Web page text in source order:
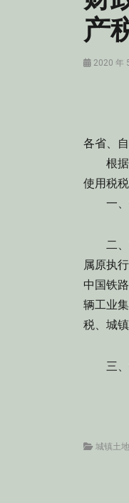
产
Posted
2020 年
各省、
根据铁
使用税
一、铁
二、对
属原执
中国铁
辆工业
税、城
三、铁
Categories
城镇土